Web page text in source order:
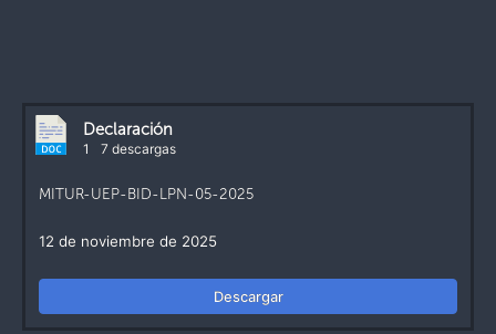
Declaración
1 7 descargas
MITUR-UEP-BID-LPN-05-2025
12 de noviembre de 2025
Descargar